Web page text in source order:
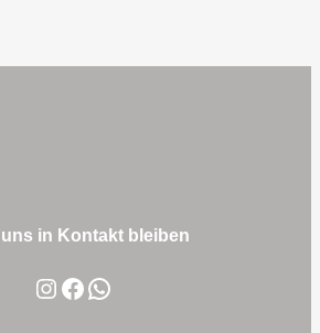
in Kontakt bleiben
Instagram Facebook WhatsApp